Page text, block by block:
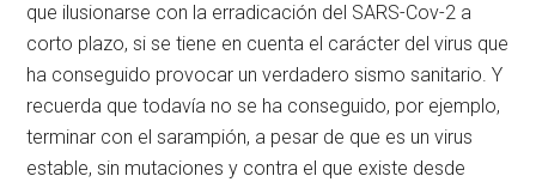
que ilusionarse con la erradicación del SARS-Cov-2 a
corto plazo, si se tiene en cuenta el carácter del virus que
ha conseguido provocar un verdadero sismo sanitario. Y
recuerda que todavía no se ha conseguido, por ejemplo,
terminar con el sarampión, a pesar de que es un virus
estable, sin mutaciones y contra el que existe desde